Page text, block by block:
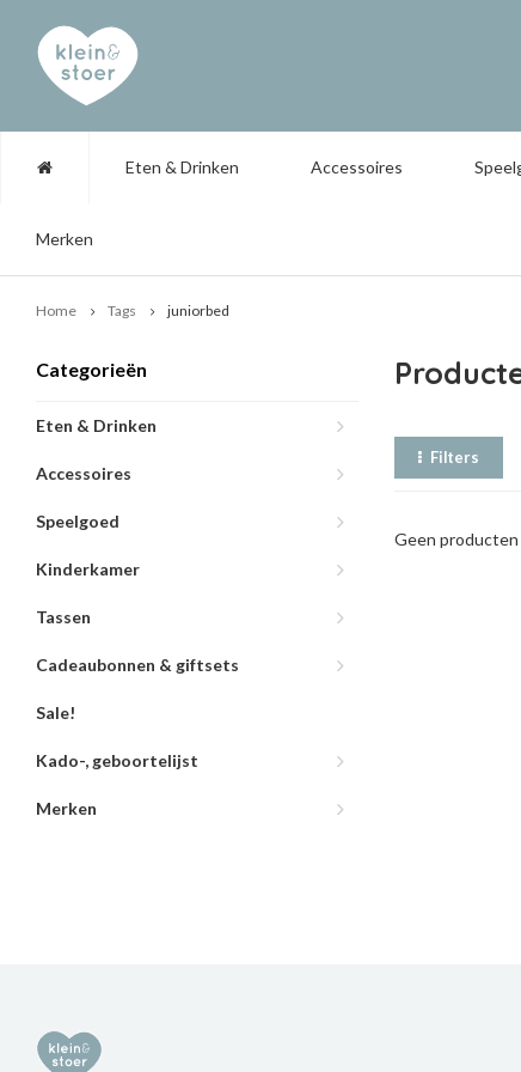
Eten & Drinken Accessoires
Merken
Home Tags juniorbed
Categorieën
Eten & Drinken
Accessoires
Speelgoed
Kinderkamer
Tassen
Cadeaubonnen & giftsets
Sale!
Kado-, geboortelijst
Merken
Filters
Geen